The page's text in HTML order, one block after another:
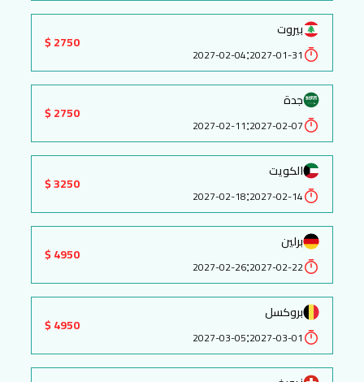
بيروت
2027-01-31
:
2027-02-04
2750 $
جدة
2027-02-07
:
2027-02-11
2750 $
الكويت
2027-02-14
:
2027-02-18
3250 $
برلين
2027-02-22
:
2027-02-26
4950 $
بروكسل
2027-03-01
:
2027-03-05
4950 $